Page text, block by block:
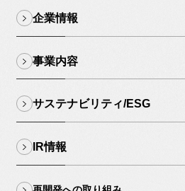
企業情報
事業内容
サステナビリティ/ESG
IR情報